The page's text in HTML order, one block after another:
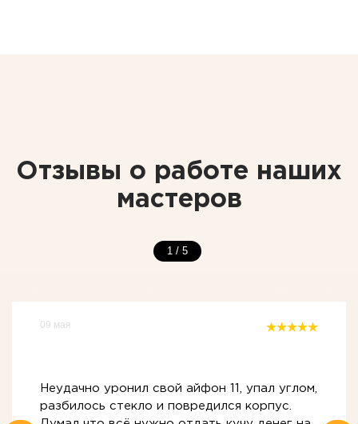
Отзывы о работе наших
мастеров
1/ 5
09 мая
Неудачно уронил свой айфон 11, упал углом,
разбилось стекло и повредился корпус.